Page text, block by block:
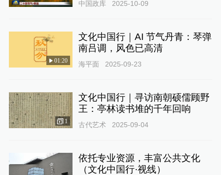
中国政库 2025-10-09
01:20
文化中国行｜AI 节气丹青：琴弹
南吕调，风色已高清
海平面 2025-09-23
1
文化中国行｜寻访南朝硕儒顾野
王：亭林读书堆的千年回响
古代艺术 2025-09-04
依托专业资源，丰富公共文化
（文化中国行·视线）